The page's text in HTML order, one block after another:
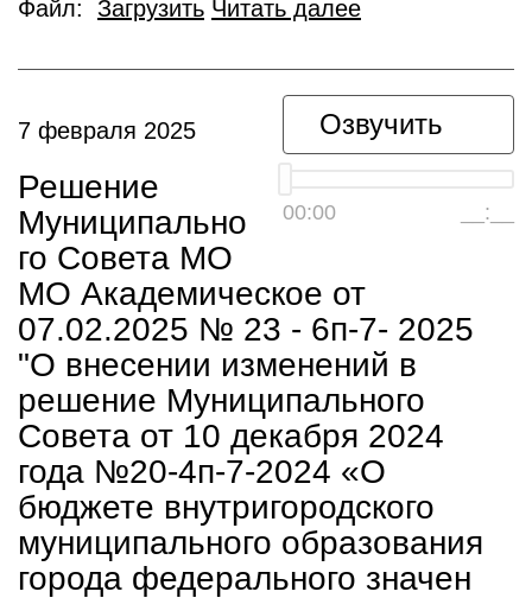
Файл: Загрузить Читать далее
Озвучить
00:00 __:__
7 февраля 2025
Решение
Муниципально
го Совета МО
МО Академическое от
07.02.2025 № 23 - 6п-7- 2025
"О внесении изменений в
решение Муниципального
Совета от 10 декабря 2024
года №20-4п-7-2024 «О
бюджете внутригородского
муниципального образования
города федерального значен